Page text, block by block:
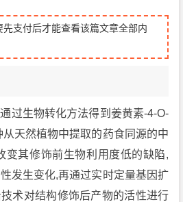
支付后才能查看该篇文章全部内
过生物转化方法得到姜黄素-4-O-
天然植物中提取的药食同源的中
变其修饰前生物利用度低的缺陷,
发生变化,再通过实时定量基因扩
术对结构修饰后产物的活性进行